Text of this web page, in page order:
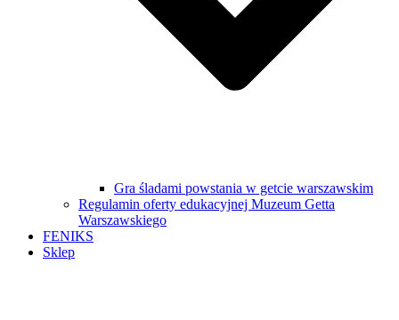
Gra śladami powstania w getcie warszawskim
Regulamin oferty edukacyjnej Muzeum Getta
Warszawskiego
FENIKS
Sklep